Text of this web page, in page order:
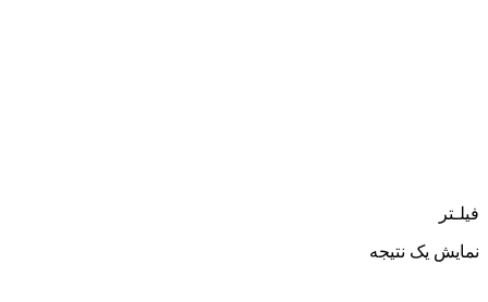
فیلـتر
نمایش یک نتیجه